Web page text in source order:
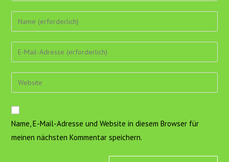
Gib
deinen
Namen
oder
zum
Kommentieren
ein
Gib
deine
E-
Mail-
Kommentieren
ein
Gib
deine
URL
ein
(optional)
Name, E-Mail-Adresse und Website in diesem Browser für
meinen nächsten Kommentar speichern.